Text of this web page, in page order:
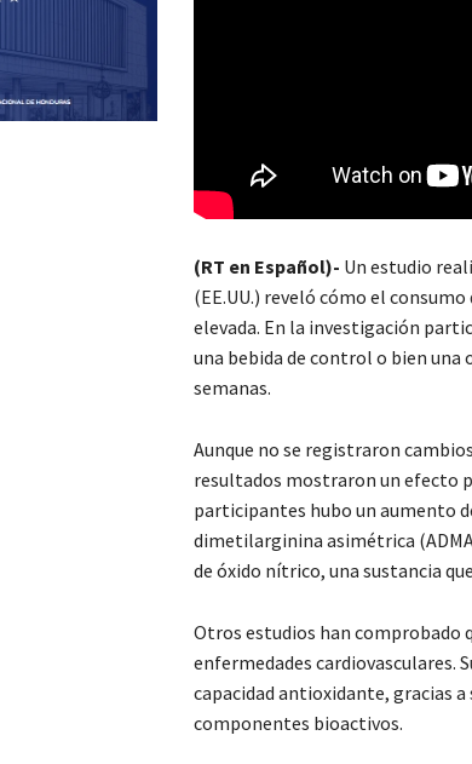
(RT en Español)- Un estudio
(EE.UU.) reveló cómo el
elevada. En la investigación
una bebida de control o bien una
semanas.
Aunque no se registraron
resultados mostraron un efecto
participantes hubo un aumento
dimetilarginina asimétrica
de óxido nítrico, una sustancia
Otros estudios han comprobado
enfermedades cardiovasculares.
capacidad antioxidante, gracias
componentes bioactivos.